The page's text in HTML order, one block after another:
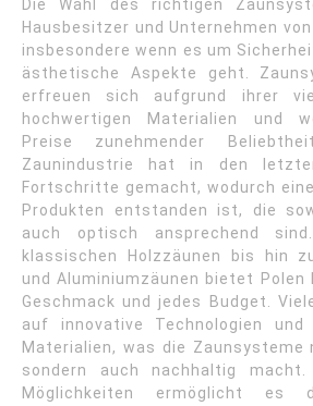
Die Wahl des richtigen
Hausbesitzer und Unternehmen
insbesondere wenn es um
ästhetische Aspekte geht.
erfreuen sich aufgrund ihrer
hochwertigen Materialien und
Preise zunehmender
Zaunindustrie hat in den
Fortschritte gemacht, wodurch
Produkten entstanden ist, die
auch optisch ansprechend
klassischen Holzzäunen bis hin
und Aluminiumzäunen bietet Polen
Geschmack und jedes Budget.
auf innovative Technologien und
Materialien, was die Zaunsysteme
sondern auch nachhaltig
Möglichkeiten ermöglicht es